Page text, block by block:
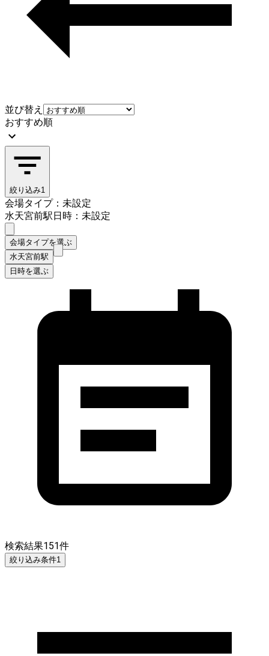
並び替え
おすすめ順
絞り込み1
会場タイプ：未設定
水天宮前駅日時：未設定
会場タイプを選ぶ
水天宮前駅
日時を選ぶ
検索結果151件
絞り込み条件1